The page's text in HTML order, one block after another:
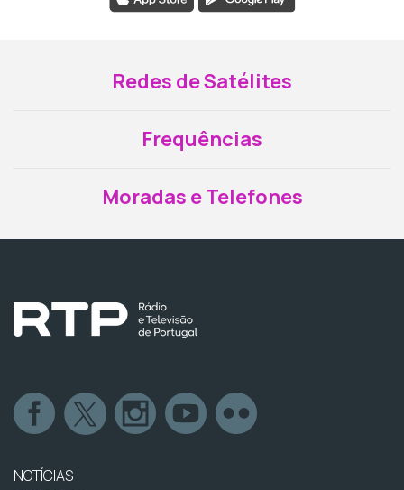
Redes de Satélites
Frequências
Moradas e Telefones
NOTÍCIAS